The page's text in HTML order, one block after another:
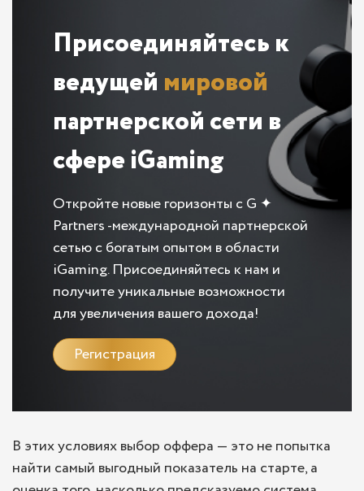
Присоединяйтесь к
ведущей мировой
партнерской сети в
сфере iGaming
Откройте новые горизонты с G ✦
Partners -международной партнерской
сетью с богатым опытом в области
iGaming. Присоединяйтесь к нам и
получите уникальные возможности
для увеличения вашего дохода!
Регистрация
В этих условиях выбор оффера — это не попытка
найти самый выгодный показатель на старте, а